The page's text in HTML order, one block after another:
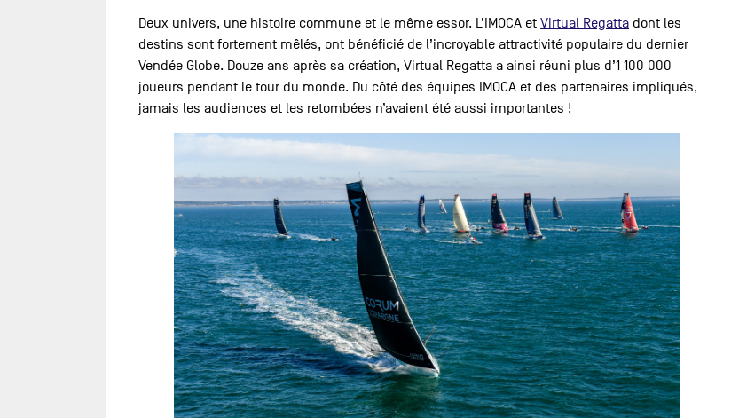
Deux univers, une histoire commune et le même essor. L’IMOCA et Virtual Regatta dont les
destins sont fortement mêlés, ont bénéficié de l’incroyable attractivité populaire du dernier
Vendée Globe. Douze ans après sa création, Virtual Regatta a ainsi réuni plus d’1 100 000
joueurs pendant le tour du monde. Du côté des équipes IMOCA et des partenaires impliqués,
jamais les audiences et les retombées n’avaient été aussi importantes !